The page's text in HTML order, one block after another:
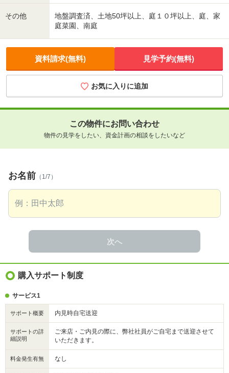
その他
地盤調査済、土地50坪以上、庭１０坪以上、庭、家
庭菜園、南庭
資料請求(無料) 見学予約(無料)
お気に入りに追加
この物件にお問い合わせ
物件の見学をしたい、資金計画の相談をしたいなど
お名前 （1/7）
次へ
購入サポート制度
サービス1
サポート概要 内見時自宅送迎
サポートの詳
細説明
ご来店・ご内見の際に、弊社社員がご自宅まで送迎させて
いただきます。
料金発生有無 なし